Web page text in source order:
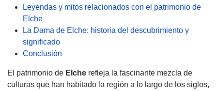
Leyendas y mitos relacionados con el patrimonio de
Elche
La Dama de Elche: historia del descubrimiento y
significado
Conclusión
El patrimonio de Elche refleja la fascinante mezcla de
culturas que han habitado la región a lo largo de los siglos,